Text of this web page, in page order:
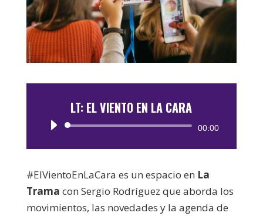
LT: EL VIENTO EN LA CARA
Reproductor
00:00
#ElVientoEnLaCara es un espacio en La
Trama con Sergio Rodríguez que aborda los
movimientos, las novedades y la agenda de